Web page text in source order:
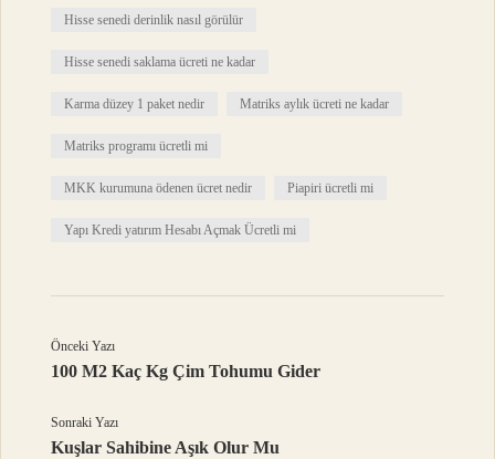
Hisse senedi derinlik nasıl görülür
Hisse senedi saklama ücreti ne kadar
Karma düzey 1 paket nedir Matriks aylık ücreti ne kadar
Matriks programı ücretli mi
MKK kurumuna ödenen ücret nedir Piapiri ücretli mi
Yapı Kredi yatırım Hesabı Açmak Ücretli mi
Önceki Yazı
100 M2 Kaç Kg Çim Tohumu Gider
Sonraki Yazı
Kuşlar Sahibine Aşık Olur Mu